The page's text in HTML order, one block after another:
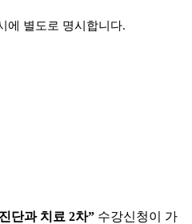
에 별도로 명시합니다.
단과 치료 2차” 수강신청이 가